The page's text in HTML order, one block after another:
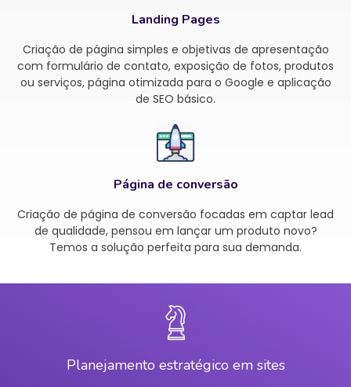
Landing Pages
Criação de página simples e objetivas de apresentação
com formulário de contato, exposição de fotos, produtos
ou serviços, página otimizada para o Google e aplicação
de SEO básico.
Página de conversão
Criação de página de conversão focadas em captar lead
de qualidade, pensou em lançar um produto novo?
Temos a solução perfeita para sua demanda.
Planejamento estratégico em sites